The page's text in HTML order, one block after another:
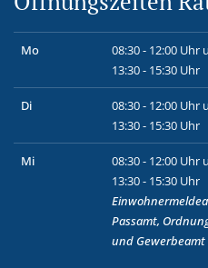
Mo
08:30 - 12:00 Uhr
13:30 - 15:30 Uhr
Di
08:30 - 12:00 Uhr
13:30 - 15:30 Uhr
Mi
08:30 - 12:00 Uhr
13:30 - 15:30 Uhr
Passamt,
und Gewerbeamt